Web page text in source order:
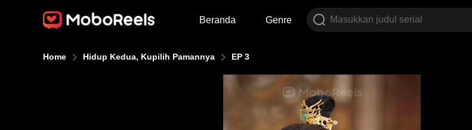
Beranda Genre
Home Hidup Kedua, Kupilih Pamannya EP 3